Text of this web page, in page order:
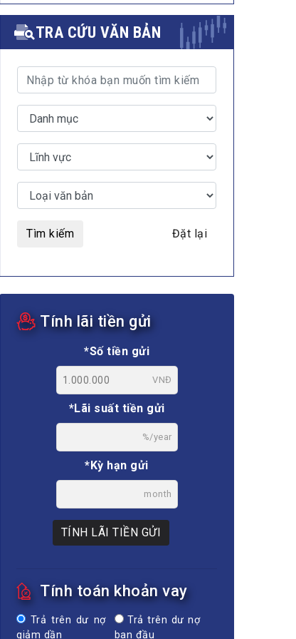
TRA CỨU VĂN BẢN
Tìm kiếm Đặt lại
Tính lãi tiền gửi
*Số tiền gửi
VNĐ
*Lãi suất tiền gửi
%/year
*Kỳ hạn gửi
month
TÍNH LÃI TIỀN GỬI
Tính toán khoản vay
Trả trên dư nợ
giảm dần
Trả trên dư nợ
ban đầu